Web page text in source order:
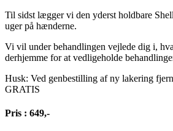
Til sidst lægger vi den yderst holdbare
uger på hænderne.
Vi vil under behandlingen vejlede dig i,
derhjemme for at vedligeholde
Husk: Ved genbestilling af ny lakering
GRATIS
Pris : 649,-